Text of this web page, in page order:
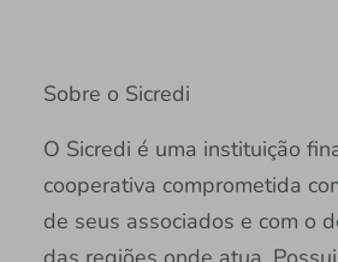
Sobre o Sicredi
O Sicredi é uma instituição
cooperativa comprometida
de seus associados e com o